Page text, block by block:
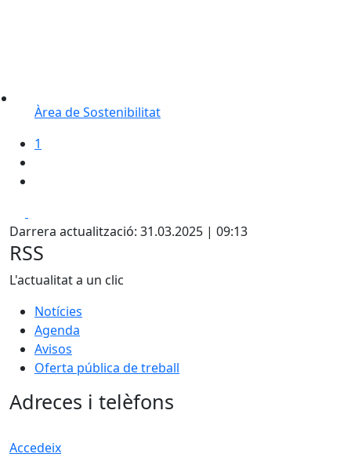
Àrea de Sostenibilitat
1
Darrera actualització: 31.03.2025 | 09:13
RSS
L'actualitat a un clic
Notícies
Agenda
Avisos
Oferta pública de treball
Adreces i telèfons
Accedeix